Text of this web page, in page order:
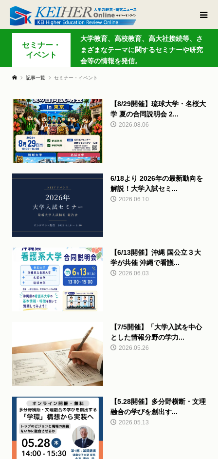
セミナー・
イベント
大学教育、高校教育、高大社接続等、さ
まざまなテーマに関するセミナーや研究
会等の情報を発信。
記事一覧 セミナー・イベント
【8/29開催】琉球大学・名桜大
学 夏の合同説明会 2...
2026.08.06
6/18より 2026年の最新動向を
解説！大学入試セミ...
2026.06.10
【6/13開催】沖縄 国公立３大
学が共催 沖縄で看護...
2026.06.03
【7/5開催】「大学入試を中心
とした情報分野の学力...
2026.05.26
【5.28開催】多分野横断・文理
融合の学びを創出す...
2026.05.13